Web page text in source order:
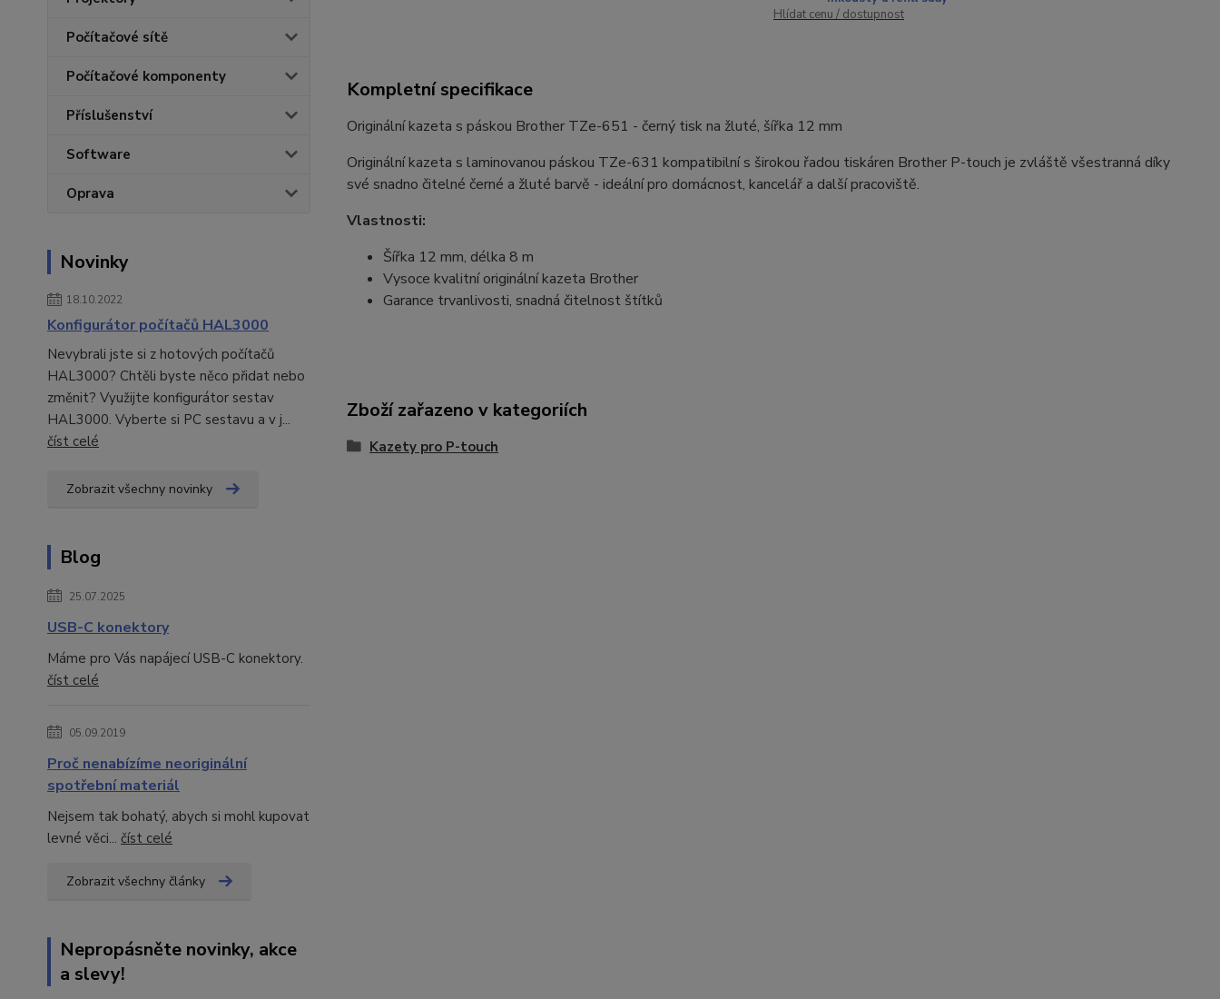
Počítačové sítě
Počítačové komponenty
Příslušenství
Software
Oprava
Novinky
18.10.2022
Konfigurátor počítačů HAL3000
Nevybrali jste si z hotových počítačů
HAL3000? Chtěli byste něco přidat nebo
změnit? Využijte konfigurátor sestav
HAL3000. Vyberte si PC sestavu a v j...
číst celé
Zobrazit všechny novinky
Blog
25.07.2025
USB-C konektory
Máme pro Vás napájecí USB-C konektory.
číst celé
05.09.2019
Proč nenabízíme neoriginální
spotřební materiál
Nejsem tak bohatý, abych si mohl kupovat
levné věci... číst celé
Zobrazit všechny články
Nepropásněte novinky, akce
a slevy!
Hlídat cenu / dostupnost
Kompletní specifikace
Originální kazeta s páskou Brother TZe-651 - černý tisk na žluté, šířka 12 mm
Originální kazeta s laminovanou páskou TZe-631 kompatibilní s širokou řadou tiskáren Brother P-touch je zvláště všestranná díky
své snadno čitelné černé a žluté barvě - ideální pro domácnost, kancelář a další pracoviště.
Vlastnosti:
Šířka 12 mm, délka 8 m
Vysoce kvalitní originální kazeta Brother
Garance trvanlivosti, snadná čitelnost štítků
Zboží zařazeno v kategoriích
Kazety pro P-touch